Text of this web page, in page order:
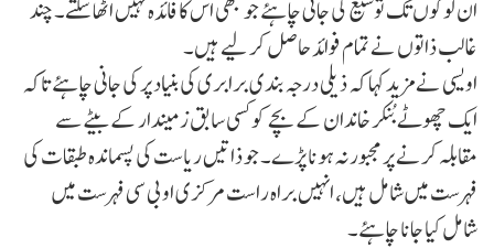
ان لوگوں تک توسیع کی جانی چاہئے جو کبھی اس کا فائدہ نہیں اٹھا سکتے۔ چند
غالب ذاتوں نے تمام فوائد حاصل کر لیے ہیں۔
اویسی نے مزید کہا کہ ذیلی درجہ بندی برابری کی بنیاد پر کی جانی چاہئے تاکہ
ایک چھوٹے بُنکر خاندان کے بچے کو کسی سابق زمیندار کے بیٹے سے
مقابلہ کرنے پر مجبور نہ ہونا پڑے۔ جو ذاتیں ریاست کی پسماندہ طبقات کی
فہرست میں شامل ہیں، انہیں براہ راست مرکزی او بی سی فہرست میں
شامل کیا جانا چاہئے۔